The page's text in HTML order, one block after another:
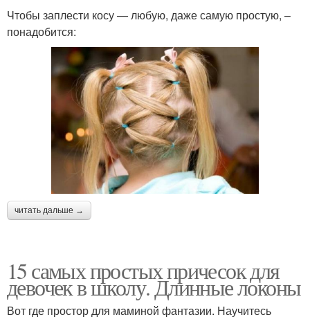
Чтобы заплести косу — любую, даже самую простую, –
понадобится:
читать дальше →
15 самых простых причесок для
девочек в школу. Длинные локоны
Вот где простор для маминой фантазии. Научитесь